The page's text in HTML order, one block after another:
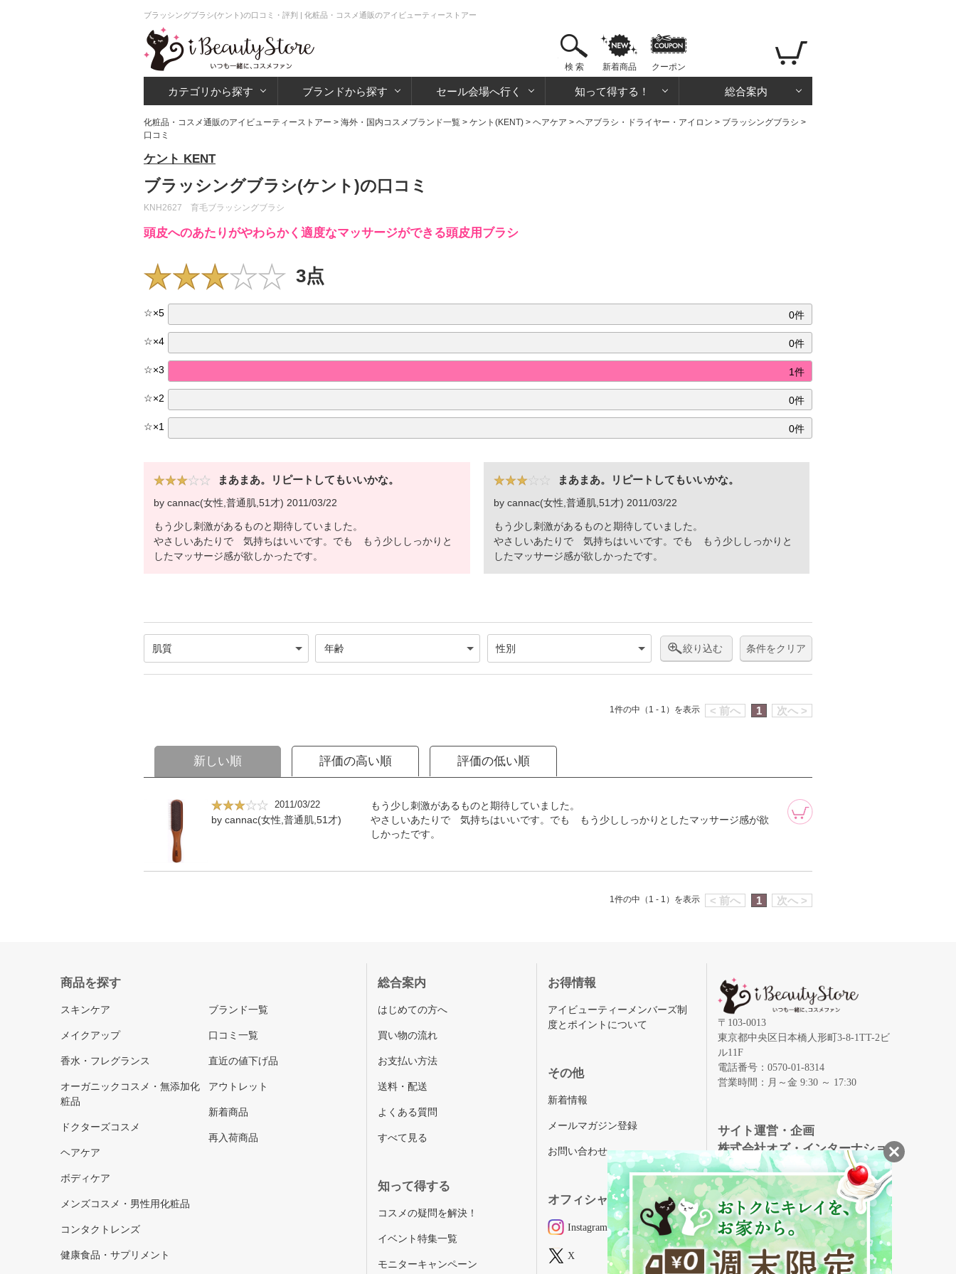
ブラッシングブラシ(ケント)の口コミ・評判 | 化粧品・コスメ通販のアイビューティーストアー
検 索 新着商品 クーポン
カテゴリから探す ブランドから探す セール会場へ行く 知って得する！ 総合案内
化粧品・コスメ通販のアイビューティーストアー > 海外・国内コスメブランド一覧 > ケント(KENT) > ヘアケア > ヘアブラシ・ドライヤー・アイロン > ブラッシングブラシ >
口コミ
ケント KENT
ブラッシングブラシ(ケント)の口コミ
KNH2627 育毛ブラッシングブラシ
頭皮へのあたりがやわらかく適度なマッサージができる頭皮用ブラシ
3点
☆×5 0件
☆×4 0件
☆×3 1件
☆×2 0件
☆×1 0件
まあまあ。リピートしてもいいかな。
by cannac(女性,普通肌,51才) 2011/03/22
もう少し刺激があるものと期待していました。
やさしいあたりで 気持ちはいいです。でも もう少ししっかりと
したマッサージ感が欲しかったです。
まあまあ。リピートしてもいいかな。
by cannac(女性,普通肌,51才) 2011/03/22
もう少し刺激があるものと期待していました。
やさしいあたりで 気持ちはいいです。でも もう少ししっかりと
したマッサージ感が欲しかったです。
絞り込む 条件をクリア
< 前へ 1 次へ >
1件の中（1 - 1）を表示
新しい順 評価の高い順 評価の低い順
2011/03/22
by cannac(女性,普通肌,51才)
もう少し刺激があるものと期待していました。
やさしいあたりで 気持ちはいいです。でも もう少ししっかりとしたマッサージ感が欲
しかったです。
< 前へ 1 次へ >
1件の中（1 - 1）を表示
商品を探す
スキンケア
メイクアップ
香水・フレグランス
オーガニックコスメ・無添加化
粧品
ドクターズコスメ
ヘアケア
ボディケア
メンズコスメ・男性用化粧品
コンタクトレンズ
健康食品・サプリメント
ブランド一覧
口コミ一覧
直近の値下げ品
アウトレット
新着商品
再入荷商品
総合案内
はじめての方へ
買い物の流れ
お支払い方法
送料・配送
よくある質問
すべて見る
知って得する
コスメの疑問を解決！
イベント特集一覧
モニターキャンペーン
お得情報
アイビューティーメンバーズ制
度とポイントについて
その他
新着情報
メールマガジン登録
お問い合わせ
オフィシャルSNS
Instagram
X
〒103-0013
東京都中央区日本橋人形町3-8-1TT-2ビ
ル11F
電話番号：0570-01-8314
営業時間：月～金 9:30 ～ 17:30
サイト運営・企画
株式会社オズ・インターナショ
ナル
創業150年、英国伝統の最高級猪毛ハン
ドメイドヘアブラシ
メイソンピアソン